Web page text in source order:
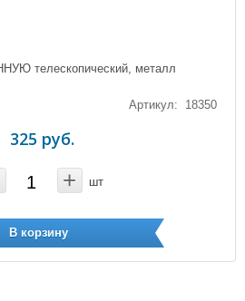
телескопический, металл
Артикул: 18350
325 руб.
+ шт
В корзину